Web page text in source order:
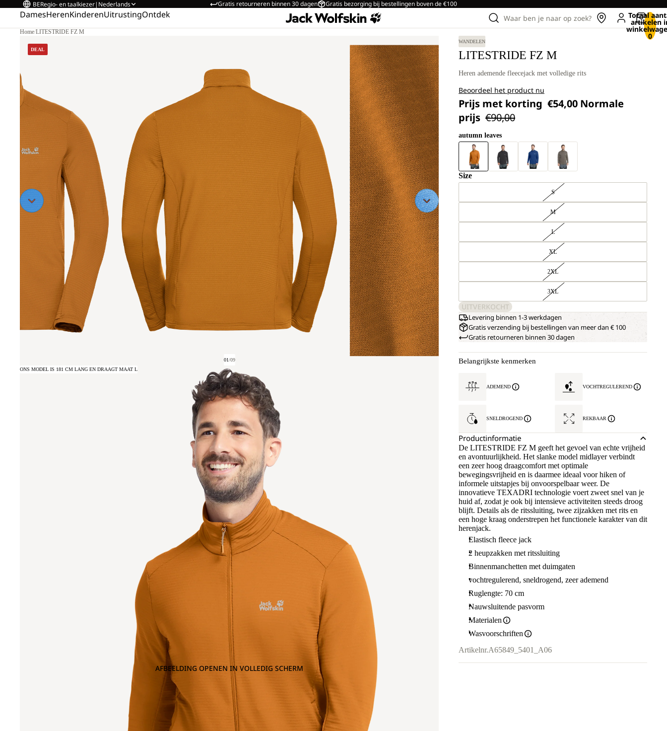
Gratis retourneren binnen 30 dagen Gratis bezorging bij bestellingen boven de €100
BERegio- en taalkiezer| Nederlands
DamesHerenKinderenUitrustingOntdek Waar ben je naar op zoek? Totaal
artikelen
0
Home/LITESTRIDE FZ M
DEAL
01/09
AFBEELDING OPENEN IN VOLLEDIG SCHERM
ONS MODEL IS 181 CM LANG EN DRAAGT MAAT L
WANDELEN
LITESTRIDE FZ M
Heren ademende fleecejack met volledige rits
Beoordeel het product nu
Prijs met korting €54,00 Normale
prijs €90,00
autumn leaves
Size
S
M
L
XL
2XL
3XL
UITVERKOCHT
Levering binnen 1-3 werkdagen
Gratis verzending bij bestellingen van meer dan € 100
Gratis retourneren binnen 30 dagen
Belangrijkste kenmerken
ADEMEND VOCHTREGULEREND
SNELDROGEND REKBAAR
Productinformatie
De LITESTRIDE FZ M geeft het gevoel van echte vrijheid
en avontuurlijkheid. Het slanke model midlayer verbindt
een zeer hoog draagcomfort met optimale
bewegingsvrijheid en is daarmee ideaal voor hiken of
informele uitstapjes bij onvoorspelbaar weer. De
innovatieve TEXADRI technologie voert zweet snel van je
huid af, zodat je ook bij intensieve activiteiten steeds droog
blijft. Details als de ritssluiting, twee zijzakken met rits en
een hoge kraag onderstrepen het functionele karakter van dit
herenjack.
Elastisch fleece jack
2 heupzakken met ritssluiting
Binnenmanchetten met duimgaten
vochtregulerend, sneldrogend, zeer ademend
Ruglengte: 70 cm
Nauwsluitende pasvorm
Materialen
Wasvoorschriften
Artikelnr.A65849_5401_A06